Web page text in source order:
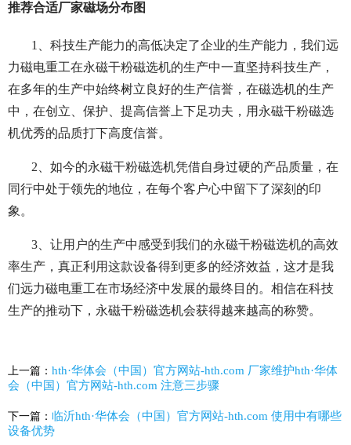
推荐合适厂家磁场分布图
1、科技生产能力的高低决定了企业的生产能力，我们远
力磁电重工在永磁干粉磁选机的生产中一直坚持科技生产，
在多年的生产中始终树立良好的生产信誉，在磁选机的生产
中，在创立、保护、提高信誉上下足功夫，用永磁干粉磁选
机优秀的品质打下高度信誉。
2、如今的永磁干粉磁选机凭借自身过硬的产品质量，在
同行中处于领先的地位，在每个客户心中留下了深刻的印
象。
3、让用户的生产中感受到我们的永磁干粉磁选机的高效
率生产，真正利用这款设备得到更多的经济效益，这才是我
们远力磁电重工在市场经济中发展的最终目的。相信在科技
生产的推动下，永磁干粉磁选机会获得越来越高的称赞。
上一篇： hth·华体会（中国）官方网站-hth.com 厂家维护hth·华体
会（中国）官方网站-hth.com 注意三步骤
下一篇： 临沂hth·华体会（中国）官方网站-hth.com 使用中有哪些
设备优势